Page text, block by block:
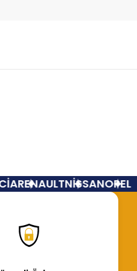
RENAULTNİSSANOPEL